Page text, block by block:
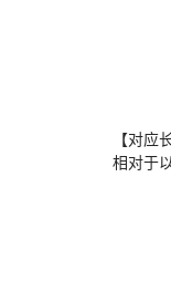
【对应
相对于